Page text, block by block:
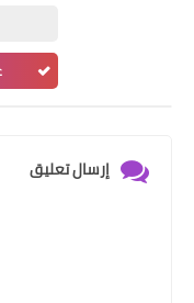
إرسال تعليق